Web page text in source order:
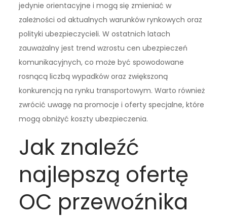
jedynie orientacyjne i mogą się zmieniać w
zależności od aktualnych warunków rynkowych oraz
polityki ubezpieczycieli. W ostatnich latach
zauważalny jest trend wzrostu cen ubezpieczeń
komunikacyjnych, co może być spowodowane
rosnącą liczbą wypadków oraz zwiększoną
konkurencją na rynku transportowym. Warto również
zwrócić uwagę na promocje i oferty specjalne, które
mogą obniżyć koszty ubezpieczenia.
Jak znaleźć
najlepszą ofertę
OC przewoźnika